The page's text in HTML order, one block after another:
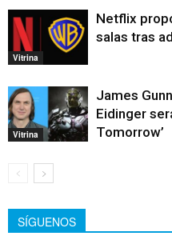
Vitrina
Netflix
salas tras
Vitrina
James
Eidinger
Tomorrow’
SÍGUENOS